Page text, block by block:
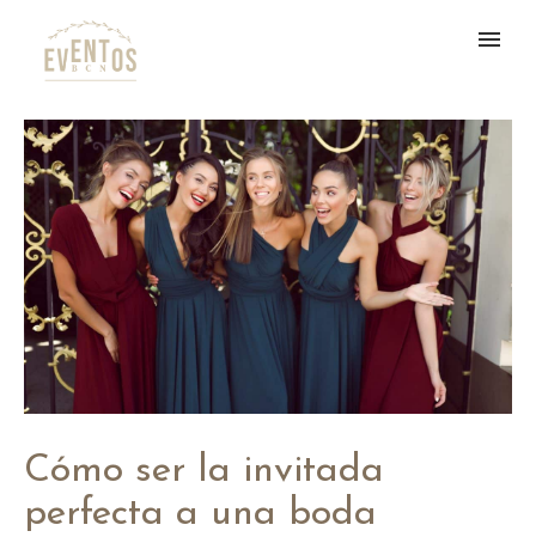
Cómo ser la invitada
perfecta a una boda